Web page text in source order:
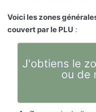
Voici les zones
couvert par le PLU :
J'obtiens le
ou de